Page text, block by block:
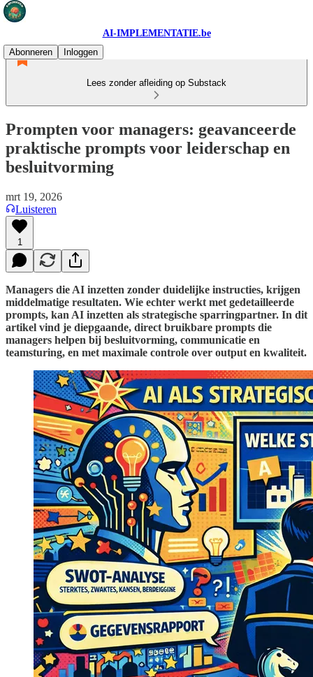
AI-IMPLEMENTATIE.be
Abonneren
Inloggen
Lees zonder afleiding op Substack
Prompten voor managers: geavanceerde
praktische prompts voor leiderschap en
besluitvorming
mrt 19, 2026
Luisteren
1
Managers die AI inzetten zonder duidelijke instructies, krijgen
middelmatige resultaten. Wie echter werkt met gedetailleerde
prompts, kan AI inzetten als strategische sparringpartner. In dit
artikel vind je diepgaande, direct bruikbare prompts die
managers helpen bij besluitvorming, communicatie en
teamsturing, en met maximale controle over output en kwaliteit.